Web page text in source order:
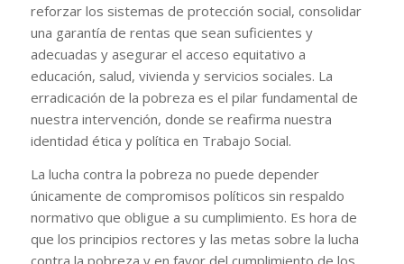
reforzar los sistemas de protección social, consolidar
una garantía de rentas que sean suficientes y
adecuadas y asegurar el acceso equitativo a
educación, salud, vivienda y servicios sociales. La
erradicación de la pobreza es el pilar fundamental de
nuestra intervención, donde se reafirma nuestra
identidad ética y política en Trabajo Social.
La lucha contra la pobreza no puede depender
únicamente de compromisos políticos sin respaldo
normativo que obligue a su cumplimiento. Es hora de
que los principios rectores y las metas sobre la lucha
contra la pobreza y en favor del cumplimiento de los